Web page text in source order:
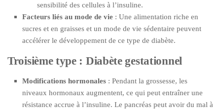
sensibilité des cellules à l’insuline.
Facteurs liés au mode de vie : Une alimentation riche en
sucres et en graisses et un mode de vie sédentaire peuvent
accélérer le développement de ce type de diabète.
Troisième type : Diabète gestationnel
Modifications hormonales : Pendant la grossesse, les
niveaux hormonaux augmentent, ce qui peut entraîner une
résistance accrue à l’insuline. Le pancréas peut avoir du mal à